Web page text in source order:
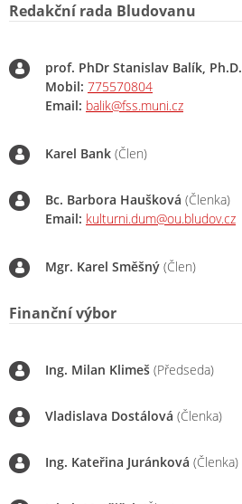
Redakční rada Bludovanu
prof. PhDr Stanislav Balík, Ph.D.
Mobil: 775570804
Email: balik@fss.muni.cz
Karel Bank (Člen)
Bc. Barbora Haušková (Členka)
Email: kulturni.dum@ou.bludov.cz
Mgr. Karel Směšný (Člen)
Finanční výbor
Ing. Milan Klimeš (Předseda)
Vladislava Dostálová (Členka)
Ing. Kateřina Juránková (Členka)